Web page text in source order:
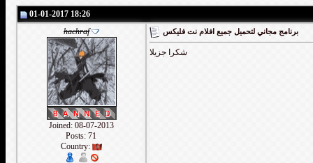
01-01-2017 18:26
hachraf
Joined: 08-07-2013
Posts: 71
Country:
برنامج مجاني لتحميل جميع افلام نت فليكس
شكرا جزيلا